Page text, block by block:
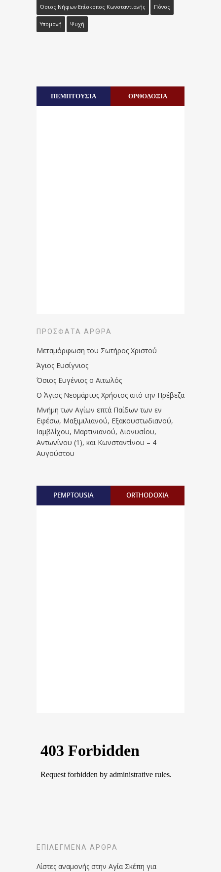
Όσιος Νήφων Επίσκοπος Κωνσταντιανής Πόνος
Υπομονή Ψυχή
ΠΕΜΠΤΟΥΣΙΑ ΟΡΘΟΔΟΞΙΑ
ΠΡΌΣΦΑΤΑ ΆΡΘΡΑ
Μεταμόρφωση του Σωτήρος Χριστού
Άγιος Ευσίγνιος
Όσιος Ευγένιος ο Αιτωλός
Ο Άγιος Νεομάρτυς Χρήστος από την Πρέβεζα
Μνήμη των Aγίων επτά Παίδων των εν
Eφέσω, Mαξιμιλιανού, Eξακουστωδιανού,
Iαμβλίχου, Mαρτινιανού, Διονυσίου,
Aντωνίνου (1), και Kωνσταντίνου – 4
Αυγούστου
PEMPTOUSIA ORTHODOXIA
ΕΠΙΛΕΓΜΈΝΑ ΆΡΘΡΑ
Λίστες αναμονής στην Αγία Σκέπη για